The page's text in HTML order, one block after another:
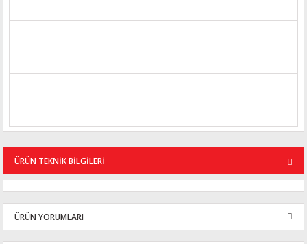
ÜRÜN TEKNİK BİLGİLERİ
ÜRÜN YORUMLARI